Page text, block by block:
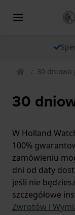
30 dniowa
30
W Holland
100%
zamówieniu
dni od daty
jeśli nie
szczegółowe
Zwrotów i